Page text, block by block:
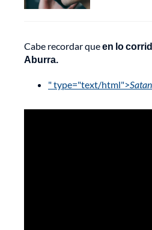
Cabe recordar queen lo
Aburra.
" type="text/html">